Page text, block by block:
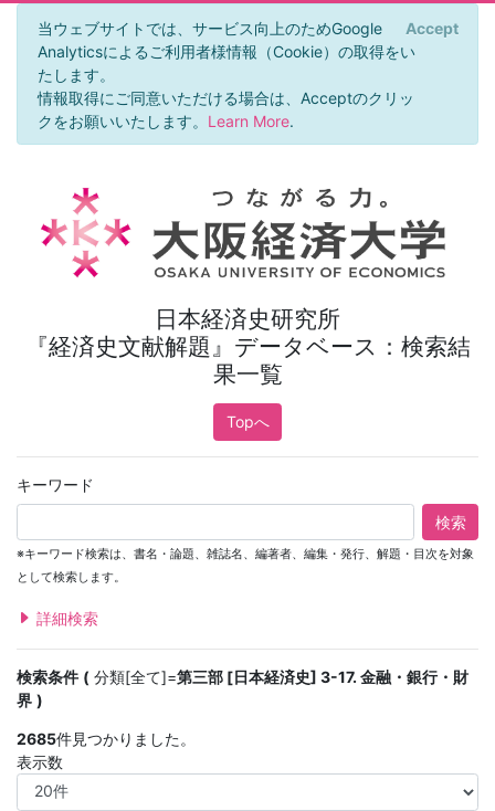
当ウェブサイトでは、サービス向上のためGoogle
Analyticsによるご利用者様情報（Cookie）の取得をい
たします。
情報取得にご同意いただける場合は、Acceptのクリッ
クをお願いいたします。 Learn More.
Accept
日本経済史研究所
『経済史文献解題』データベース：検索結
果一覧
Topへ
キーワード
検索
※キーワード検索は、書名・論題、雑誌名、編著者、編集・発行、解題・目次を対象
として検索します。
詳細検索
検索条件 分類[全て]=第三部 [日本経済史] 3-17. 金融・銀行・財
界
2685件見つかりました。
表示数
×